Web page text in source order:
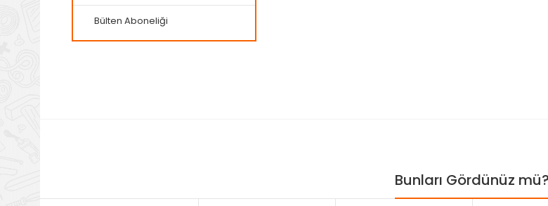
Bülten Aboneliği
Bunları Gördünüz mü?